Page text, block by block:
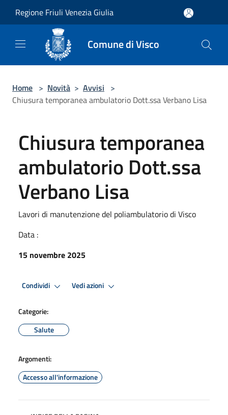
Regione Friuli Venezia Giulia
Comune di Visco
Home > Novità > Avvisi >
Chiusura temporanea ambulatorio Dott.ssa Verbano Lisa
Chiusura temporanea
ambulatorio Dott.ssa
Verbano Lisa
Lavori di manutenzione del poliambulatorio di Visco
Data :
15 novembre 2025
Condividi Vedi azioni
Categorie:
Salute
Argomenti:
Accesso all'informazione